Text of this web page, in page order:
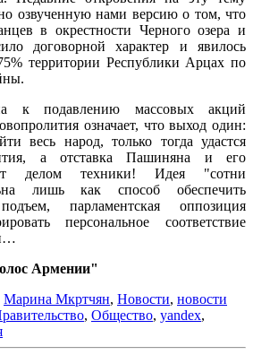
озвученную нами версию о том, что
в окрестности Черного озера и
договорной характер и явилось
территории Республики Арцах по
к подавлению массовых акций
означает, что выход один:
весь народ, только тогда удастся
а отставка Пашиняна и его
делом техники! Идея "сотни
лишь как способ обеспечить
парламентская оппозиция
персональное соответствие
Армении"
Марина Мкртчян, Новости, новости
, Общество, yandex,